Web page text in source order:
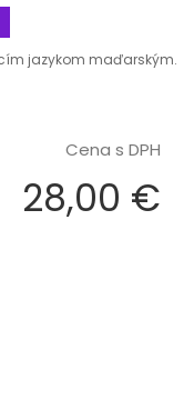
jazykom maďarským.
Cena s DPH
28,00 €